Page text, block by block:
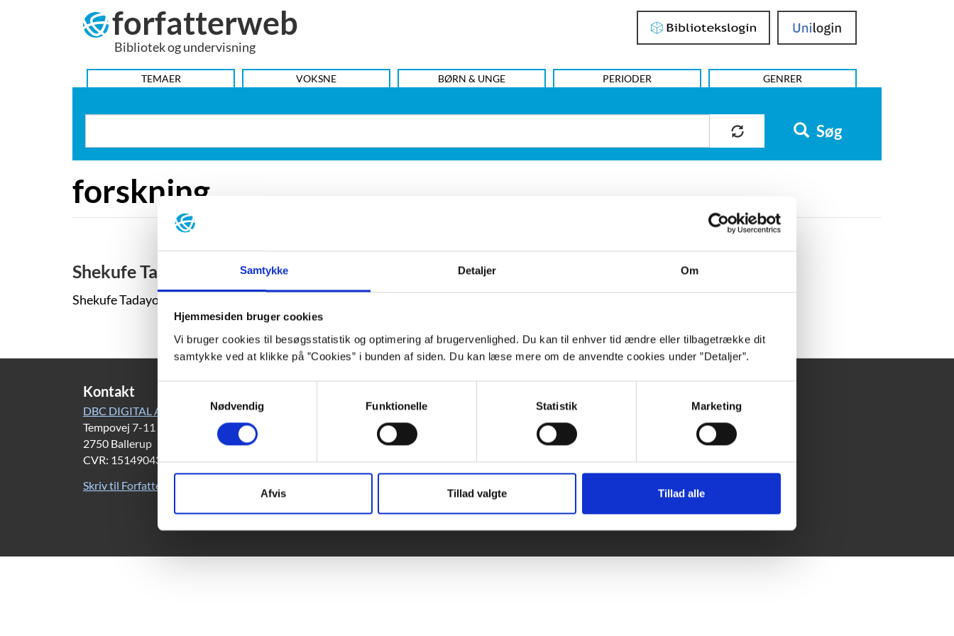
Samtykke Detaljer Om
Hjemmesiden bruger cookies
Vi bruger cookies til besøgsstatistik og optimering af brugervenlighed. Du kan til enhver tid ændre eller tilbagetrække dit
samtykke ved at klikke på ”Cookies” i bunden af siden. Du kan læse mere om de anvendte cookies under ”Detaljer”.
Nødvendig
Funktionelle Statistik Marketing
Afvis Tillad valgte Tillad alle
forfatterweb
Bibliotek og undervisning
Bibliotekslogin UniLogin
HOVEDMENU
TEMAER VOKSNE BØRN & UNGE PERIODER GENRER
Søg
forskning
Shekufe Tadayoni Heiberg
Shekufe Tadayoni Heiberg (tidl. Shëkufe) er danskiransk forfatter, forlægger, aktivist og oversætter af persisk litteratur.
Kontakt
DBC DIGITAL A/S
Tempovej 7-11
2750 Ballerup
CVR: 15149043 | EAN: 579 000 126830 5
Skriv til Forfatterweb-redaktionen
Om Forfatterweb
Tilmeld dig
Forfatterwebs nyhedsbrev
Besøg ForfatterwebsFacebook-side
Privatlivspolitik
DBC’s kundeservice
Abonnementstegning
Tilgængelighedserklæring